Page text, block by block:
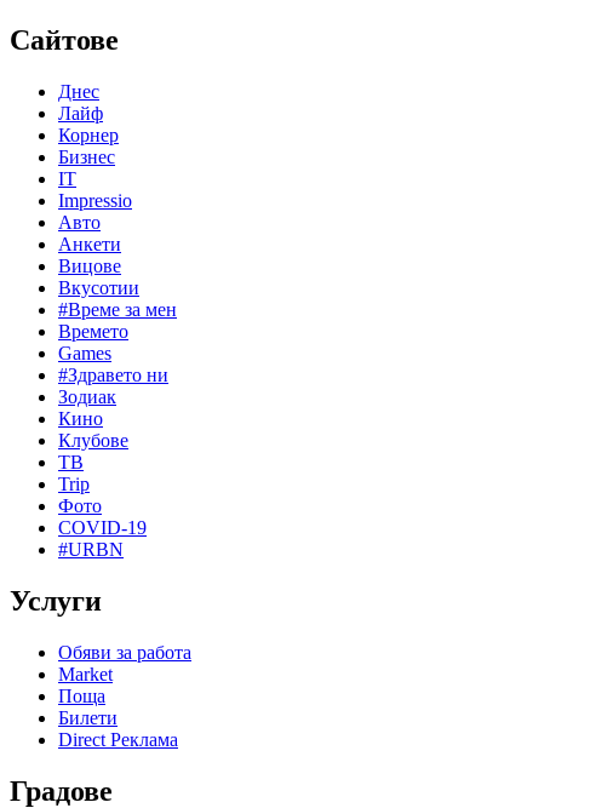
Сайтове
Днес
Лайф
Корнер
Бизнес
IT
Impressio
Авто
Анкети
Вицове
Вкусотии
#Време за мен
Времето
Games
#Здравето ни
Зодиак
Кино
Клубове
ТВ
Trip
Фото
COVID-19
#URBN
Услуги
Обяви за работа
Market
Поща
Билети
Direct Реклама
Градове